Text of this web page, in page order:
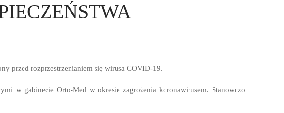
przed rozprzestrzenianiem się wirusa COVID-19.
w gabinecie Orto-Med w okresie zagrożenia koronawirusem. Stanowczo